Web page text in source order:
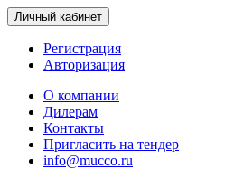
Личный кабинет
Регистрация
Авторизация
О компании
Дилерам
Контакты
Пригласить на тендер
info@mucco.ru